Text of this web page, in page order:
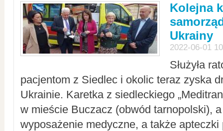
Kolejna
Ukrainy
2022-06-01
Służyła
pacjentom z Siedlec i okolic teraz zyska
Ukrainie. Karetka z siedleckiego
w mieście Buczacz (obwód tarnopolski),
wyposażenie medyczne, a także apteczki